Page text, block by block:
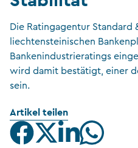
Die Ratingagentur Standard
liechtensteinischen
Bankenindustrieratings
wird damit bestätigt, einer
sein.
Artikel teilen